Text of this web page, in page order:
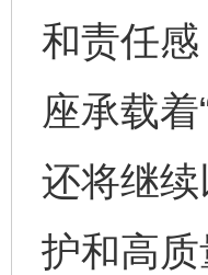
和责任
座承载
还将继
护和高质